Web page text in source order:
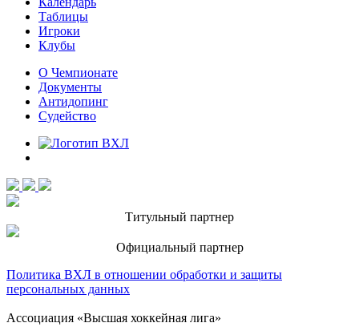
Таблицы
Игроки
Клубы
О Чемпионате
Документы
Антидопинг
Судейство
Титульный партнер
Официальный партнер
Политика ВХЛ в отношении обработки и защиты
персональных данных
Ассоциация «Высшая хоккейная лига»